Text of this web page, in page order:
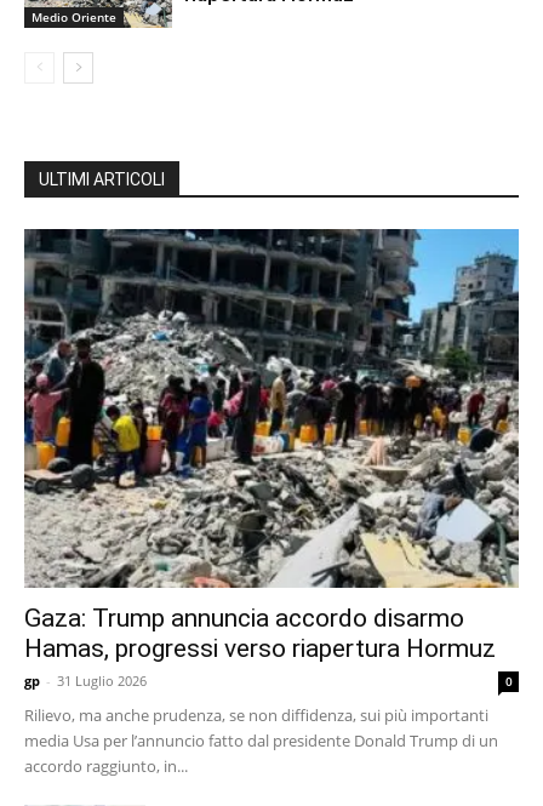
Medio Oriente
ULTIMI ARTICOLI
Gaza: Trump annuncia accordo disarmo
Hamas, progressi verso riapertura Hormuz
gp - 31 Luglio 2026 0
Rilievo, ma anche prudenza, se non diffidenza, sui più importanti
media Usa per l’annuncio fatto dal presidente Donald Trump di un
accordo raggiunto, in...